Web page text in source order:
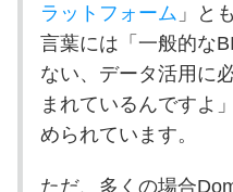
ラットフォーム 」と
言葉には「一般的な
ない、データ活用に
まれているんですよ
められています。
ただ、多くの場合